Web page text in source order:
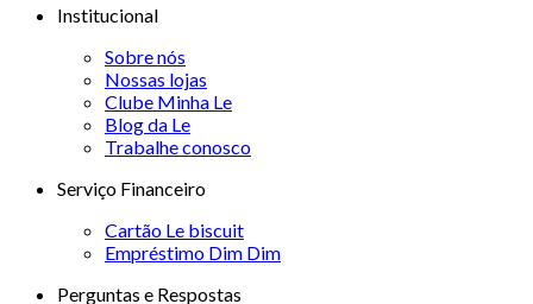
Institucional
Sobre nós
Nossas lojas
Clube Minha Le
Blog da Le
Trabalhe conosco
Serviço Financeiro
Cartão Le biscuit
Empréstimo Dim Dim
Perguntas e Respostas